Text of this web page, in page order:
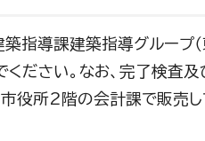
指導課建築指導グループ
ください。なお、完了検査
役所2階の会計課で販売し